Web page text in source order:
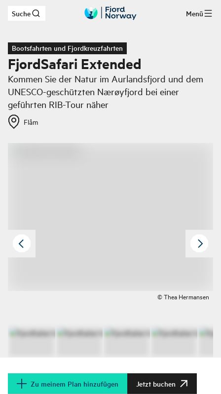
Zum Hauptinhalt
Suche Menü
Bootsfahrten und Fjordkreuzfahrten
FjordSafari Extended
Kommen Sie der Natur im Aurlandsfjord und dem
UNESCO-geschützten Nærøyfjord bei einer
geführten RIB-Tour näher
Flåm
© Thea Hermansen
Zu meinem Plan hinzufügen Jetzt buchen